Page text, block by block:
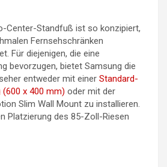
Center-Standfuß ist so konzipiert,
Fernsehschränken
Für diejenigen, die eine
bevorzugen, bietet Samsung die
entweder mit einer Standard-
(600 x 400 mm) oder mit der
Slim Wall Mount zu installieren.
Platzierung des 85-Zoll-Riesen